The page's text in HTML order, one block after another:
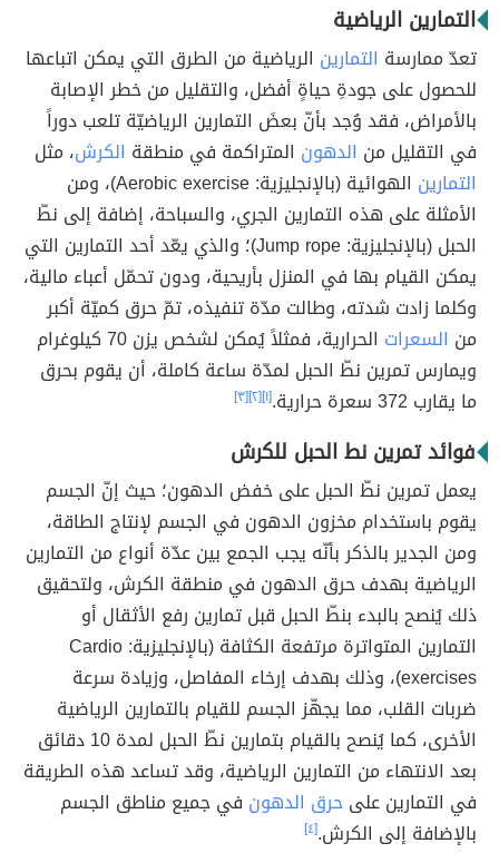
التمارين الرياضية
تعدّ ممارسة التمارين الرياضية من الطرق التي يمكن اتباعها
للحصول على جودةِ حياةٍ أفضل، والتقليل من خطر الإصابة
بالأمراض، فقد وُجد بأنّ بعضَ التمارين الرياضيّة تلعب دوراً
في التقليل من الدهون المتراكمة في منطقة الكرش، مثل
التمارين
الهوائية (بالإنجليزية: Aerobic exercise)، ومن
الأمثلة على هذه التمارين الجري، والسباحة، إضافة إلى نطّ
الحبل (بالإنجليزية: Jump rope)؛ والذي يعّد أحد التمارين التي
يمكن القيام بها في المنزل بأريحية، ودون تحمّل أعباء مالية،
وكلما زادت شدته، وطالت مدّة تنفيذه، تمّ حرق كميّة أكبر
من السعرات
الحرارية، فمثلاً يُمكن لشخص يزن 70 كيلوغرام
ويمارس تمرين نطّ الحبل لمدّة ساعة كاملة، أن يقوم بحرق
ما يقارب 372 سعرة حرارية.
[١] [٢] [٣]
فوائد تمرين نط الحبل للكرش
يعمل تمرين نطّ الحبل على خفض الدهون؛ حيث إنّ الجسم
يقوم باستخدام مخزون الدهون في الجسم لإنتاج الطاقة،
ومن الجدير بالذكر بأنّه يجب الجمع بين عدّة أنواع من التمارين
الرياضية بهدف حرق الدهون في منطقة الكرش، ولتحقيق
ذلك يُنصح بالبدء بنطّ الحبل قبل تمارين رفع الأثقال أو
التمارين المتواترة مرتفعة الكثافة (بالإنجليزية: Cardio
exercises)، وذلك بهدف إرخاء المفاصل، وزيادة سرعة
ضربات القلب، مما يجهّز الجسم للقيام بالتمارين الرياضية
الأخرى، كما يُنصح بالقيام بتمارين نطّ الحبل لمدة 10 دقائق
بعد الانتهاء من التمارين الرياضية، وقد تساعد هذه الطريقة
في التمارين علىحرق الدهون في جميع مناطق الجسم
بالإضافة إلى الكرش.[٤]